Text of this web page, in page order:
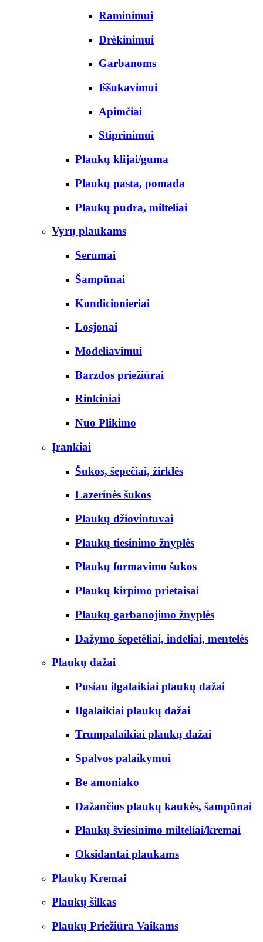
Raminimui
Drėkinimui
Garbanoms
Iššukavimui
Apimčiai
Stiprinimui
Plaukų klijai/guma
Plaukų pasta, pomada
Plaukų pudra, milteliai
Vyrų plaukams
Serumai
Šampūnai
Kondicionieriai
Losjonai
Modeliavimui
Barzdos priežiūrai
Rinkiniai
Nuo Plikimo
Įrankiai
Šukos, šepečiai, žirklės
Lazerinės šukos
Plaukų džiovintuvai
Plaukų tiesinimo žnyplės
Plaukų formavimo šukos
Plaukų kirpimo prietaisai
Plaukų garbanojimo žnyplės
Dažymo šepetėliai, indeliai, mentelės
Plaukų dažai
Pusiau ilgalaikiai plaukų dažai
Ilgalaikiai plaukų dažai
Trumpalaikiai plaukų dažai
Spalvos palaikymui
Be amoniako
Dažančios plaukų kaukės, šampūnai
Plaukų šviesinimo milteliai/kremai
Oksidantai plaukams
Plaukų Kremai
Plaukų šilkas
Plaukų Priežiūra Vaikams